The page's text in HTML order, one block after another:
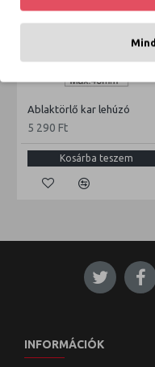
Ablaktörlő kar lehúzó
5 290 Ft
Kosárba teszem
INFORMÁCIÓK